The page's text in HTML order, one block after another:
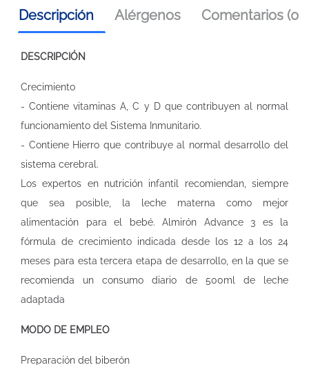
Descripción Alérgenos Comentarios (0)
DESCRIPCIÓN
Crecimiento
- Contiene vitaminas A, C y D que contribuyen al normal
funcionamiento del Sistema Inmunitario.
- Contiene Hierro que contribuye al normal desarrollo del
sistema cerebral.
Los expertos en nutrición infantil recomiendan, siempre
que sea posible, la leche materna como mejor
alimentación para el bebé. Almirón Advance 3 es la
fórmula de crecimiento indicada desde los 12 a los 24
meses para esta tercera etapa de desarrollo, en la que se
recomienda un consumo diario de 500ml de leche
adaptada
MODO DE EMPLEO
Preparación del biberón